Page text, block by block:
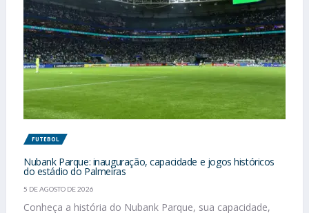
FUTEBOL
Nubank Parque: inauguração, capacidade e jogos históricos
do estádio do Palmeiras
5 DE AGOSTO DE 2026
Conheça a história do Nubank Parque, sua capacidade,